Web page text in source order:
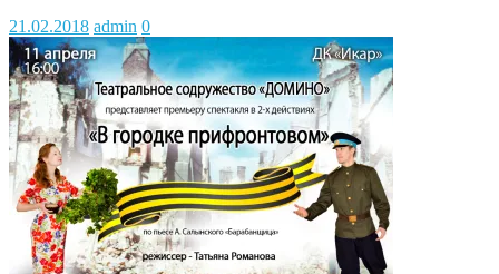
21.02.2018 admin 0